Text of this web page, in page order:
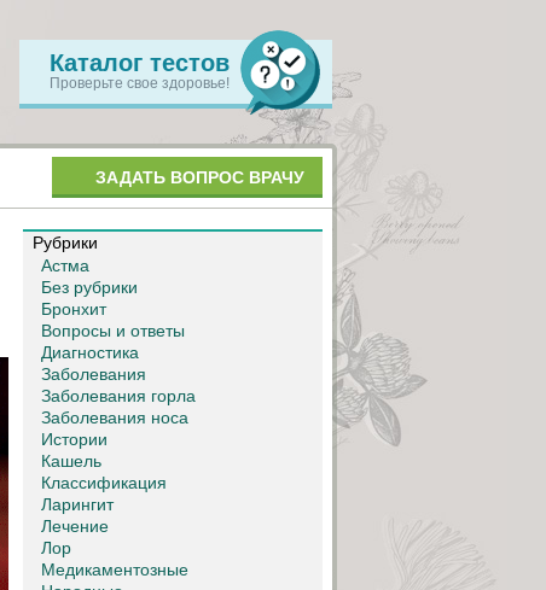
Каталог тестов
Проверьте свое здоровье!
ЗАДАТЬ ВОПРОС ВРАЧУ
Рубрики
Астма
Без рубрики
Бронхит
Вопросы и ответы
Диагностика
Заболевания
Заболевания горла
Заболевания носа
Истории
Кашель
Классификация
Ларингит
Лечение
Лор
Медикаментозные